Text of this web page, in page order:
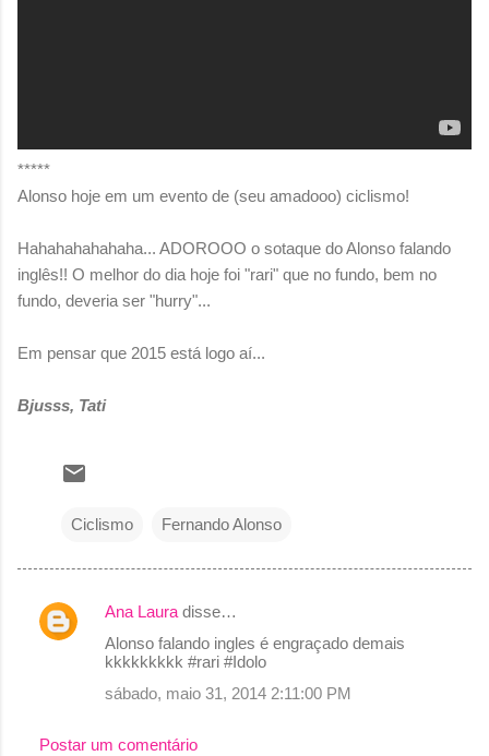
*****
Alonso hoje em um evento de (seu amadooo) ciclismo!
Hahahahahahaha... ADOROOO o sotaque do Alonso falando
inglês!! O melhor do dia hoje foi "rari" que no fundo, bem no
fundo, deveria ser "hurry"...
Em pensar que 2015 está logo aí...
Bjusss, Tati
Ciclismo Fernando Alonso
C
n
Ana Laura disse…
Alonso falando ingles é engraçado demais
kkkkkkkkk #rari #Idolo
sábado, maio 31, 2014 2:11:00 PM
Postar um comentário